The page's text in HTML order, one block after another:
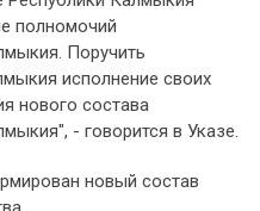
полномочий
Поручить
исполнение своих
нового состава
- говорится в Указе.
новый состав